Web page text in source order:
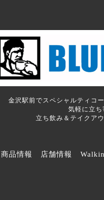
金沢駅前でスペシャルティコ
気軽に立ち
立ち飲み＆テイクア
商品情報 店舗情報